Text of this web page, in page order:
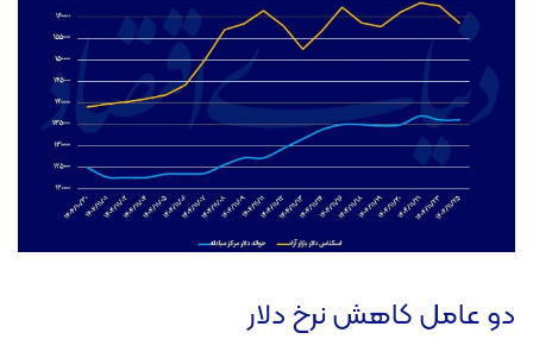
دو عامل کاهش نرخ دلار